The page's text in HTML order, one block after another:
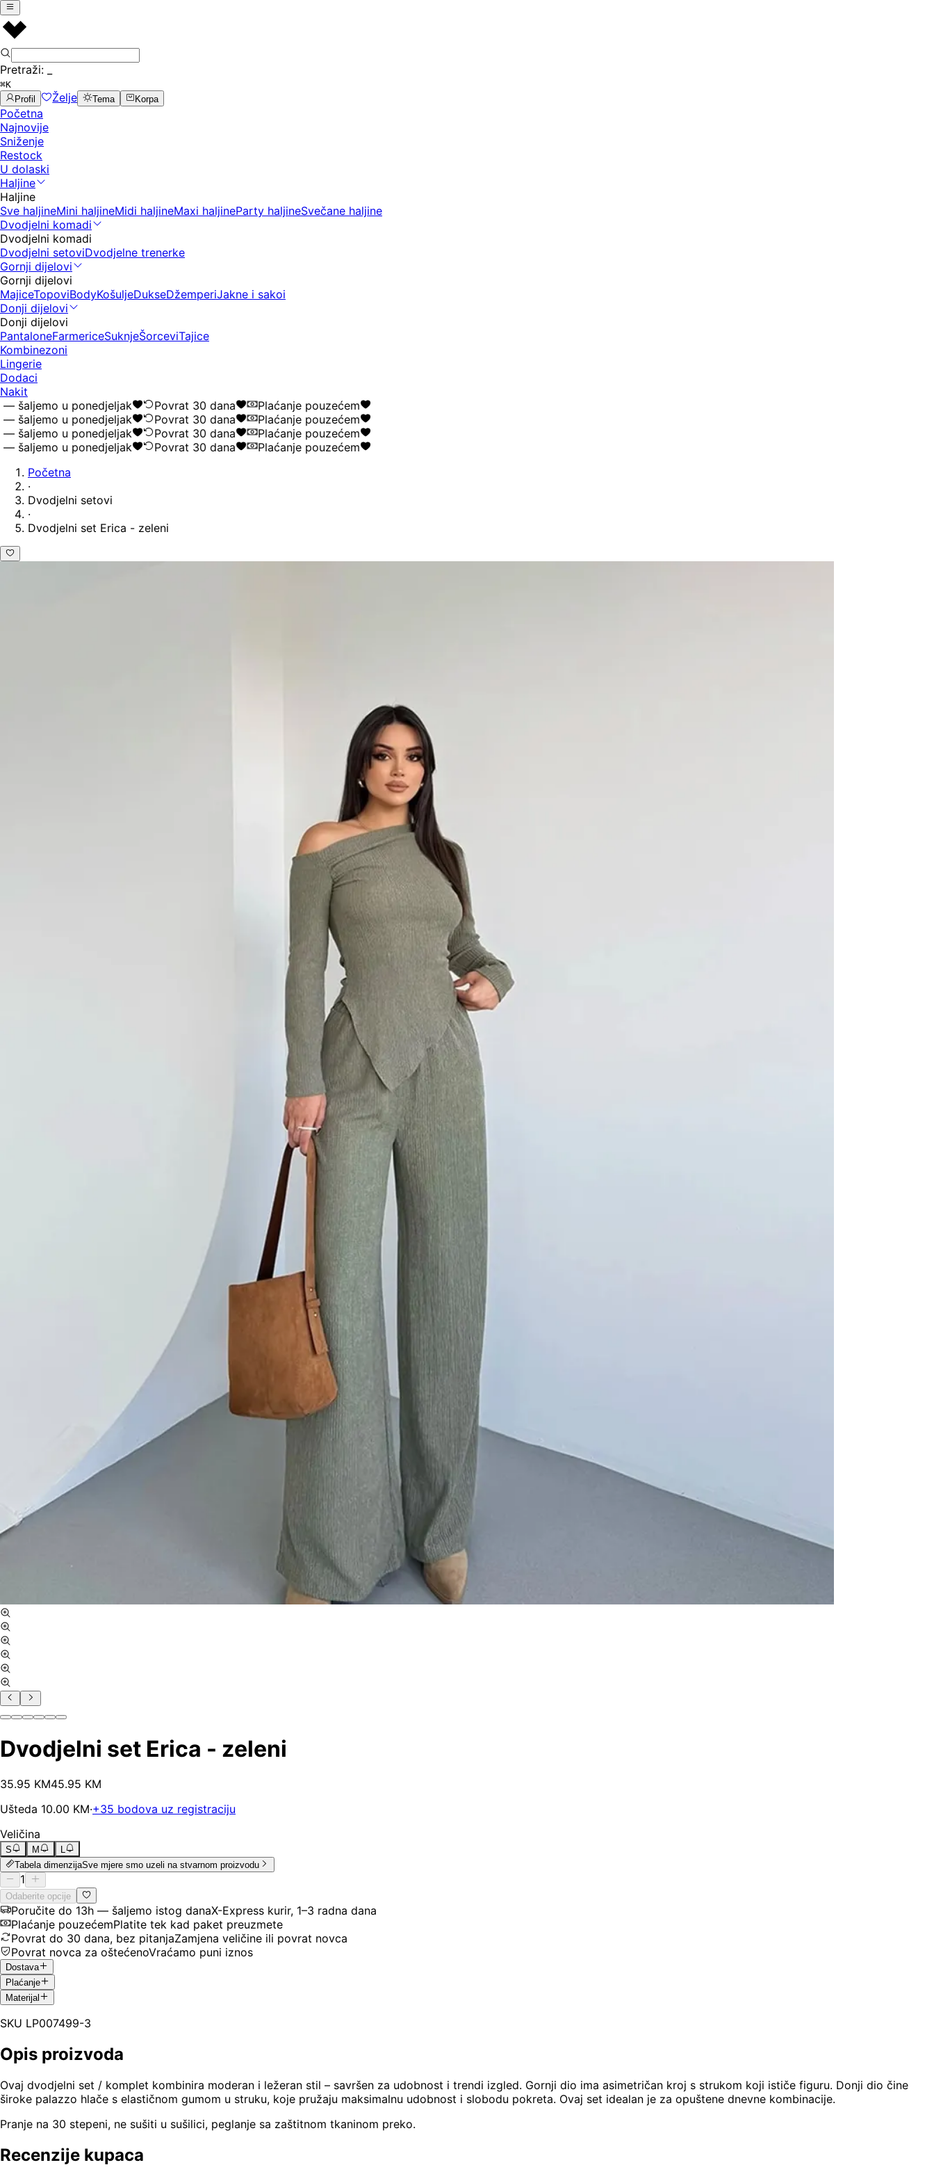
Pretraži:
⌘K
Profil
Želje Tema Korpa
Početna
Najnovije
Sniženje
Restock
U dolaski
Haljine
Haljine
Sve haljineMini haljineMidi haljineMaxi haljineParty haljineSvečane haljine
Dvodjelni komadi
Dvodjelni komadi
Dvodjelni setoviDvodjelne trenerke
Gornji dijelovi
Gornji dijelovi
MajiceTopoviBodyKošuljeDukseDžemperiJakne i sakoi
Donji dijelovi
Donji dijelovi
PantaloneFarmericeSuknjeŠorceviTajice
Kombinezoni
Lingerie
Dodaci
Nakit
u ponedjeljak
Povrat 30 dana
Plaćanje pouzećem
u ponedjeljak
Povrat 30 dana
Plaćanje pouzećem
u ponedjeljak
Povrat 30 dana
Plaćanje pouzećem
u ponedjeljak
Povrat 30 dana
Plaćanje pouzećem
Početna
·
Dvodjelni setovi
·
Dvodjelni set Erica - zeleni
Dvodjelni set Erica - zeleni
35.95 KM45.95 KM
Ušteda 10.00 KM·+35 bodova uz registraciju
Veličina
S M
L
Tabela dimenzijaSve mjere smo uzeli na stvarnom proizvodu
1
Odaberite opcije
Poručite do 13h — šaljemo istog danaX-Express kurir, 1–3 radna dana
Plaćanje pouzećemPlatite tek kad paket preuzmete
Povrat do 30 dana, bez pitanjaZamjena veličine ili povrat novca
Povrat novca za oštećenoVraćamo puni iznos
Dostava
Plaćanje
Materijal
SKU LP007499-3
Opis proizvoda
Ovaj dvodjelni set / komplet kombinira moderan i ležeran stil – savršen za udobnost i trendi izgled. Gornji dio ima asimetričan kroj s strukom koji ističe figuru. Donji dio čine
široke palazzo hlače s elastičnom gumom u struku, koje pružaju maksimalnu udobnost i slobodu pokreta. Ovaj set idealan je za opuštene dnevne kombinacije.
Pranje na 30 stepeni, ne sušiti u sušilici, peglanje sa zaštitnom tkaninom preko.
Recenzije kupaca